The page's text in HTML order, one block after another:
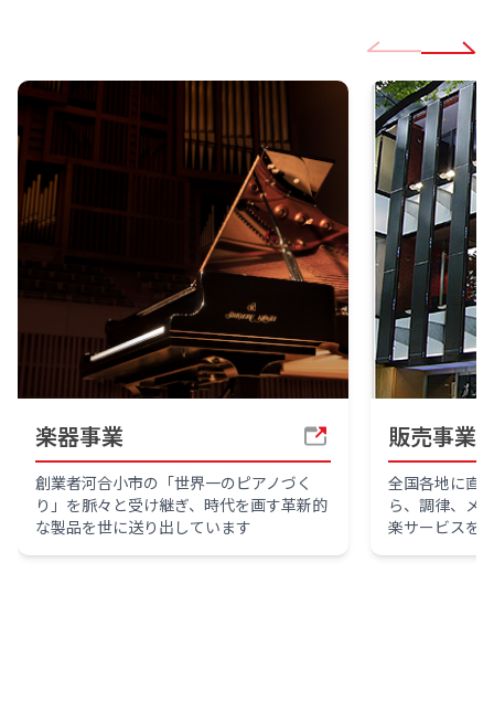
楽器事業
創業者河合小市の「世界一のピアノづく
り」を脈々と受け継ぎ、時代を画す革新的
な製品を世に送り出しています
販売事業
全国各地に直
ら、調律、メ
楽サービスを